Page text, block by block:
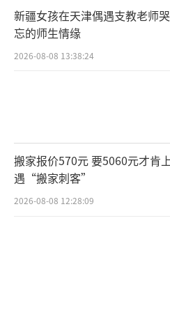
新疆女孩在天津偶遇支教老师
忘的师生情缘
2026-08-08 13:38:24
搬家报价570元 要5060元才肯
遇“搬家刺客”
2026-08-08 12:28:09